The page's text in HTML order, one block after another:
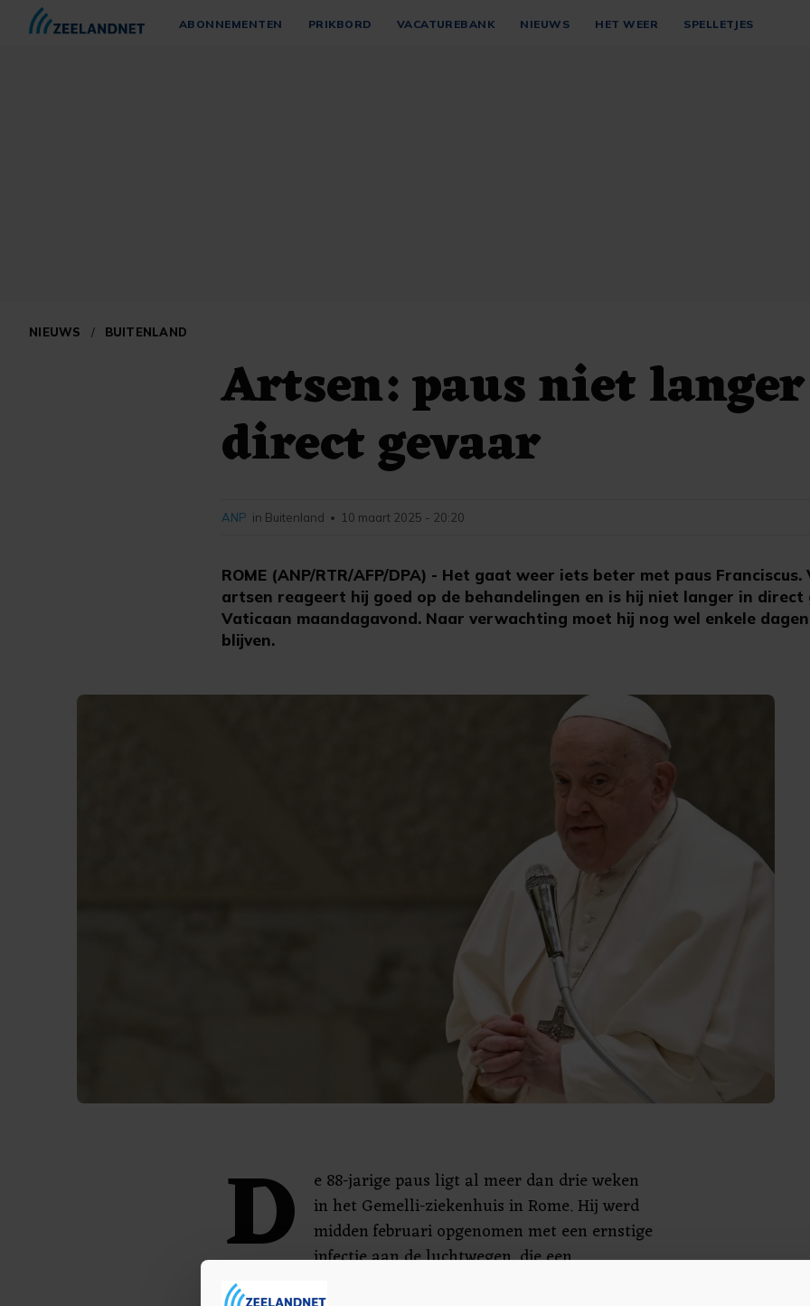
ABONNEMENTEN PRIKBORD VACATUREBANK NIEUWS HET WEER SPELLETJES
NIEUWS / BUITENLAND
Artsen: paus niet
direct gevaar
ROME (ANP/RTR/AFP/DPA) - Het gaat weer iets beter met paus Franciscus.
artsen reageert hij goed op de behandelingen en is hij niet langer in direct
Vaticaan maandagavond. Naar verwachting moet hij nog wel enkele
blijven.
ANP in Buitenland • 10 maart 2025 - 20:20
D
e 88-jarige paus ligt al meer dan drie weken
in het Gemelli-ziekenhuis in Rome. Hij werd
midden februari opgenomen met een ernstige
infectie aan de luchtwegen, die een
voortdurende behandeling vereiste.